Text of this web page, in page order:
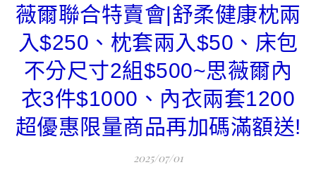
薇爾聯合特賣會|舒柔健康枕兩
入$250、枕套兩入$50、床包
不分尺寸2組$500~思薇爾內
衣3件$1000、內衣兩套1200
超優惠限量商品再加碼滿額送!
2025/07/01